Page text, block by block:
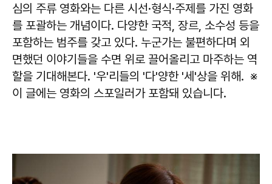
심의 주류 영화와는 다른 시선·형식·주제를 가진 영화
를 포괄하는 개념이다. 다양한 국적, 장르, 소수성 등을
포함하는 범주를 갖고 있다. 누군가는 불편하다며 외
면했던 이야기들을 수면 위로 끌어올리고 마주하는 역
할을 기대해본다. '우'리들의 '다'양한 '세'상을 위해. ※
이 글에는 영화의 스포일러가 포함돼 있습니다.